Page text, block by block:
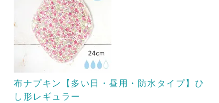
布ナプキン【多い日・昼用・防水タイプ】ひ
し形レギュラー